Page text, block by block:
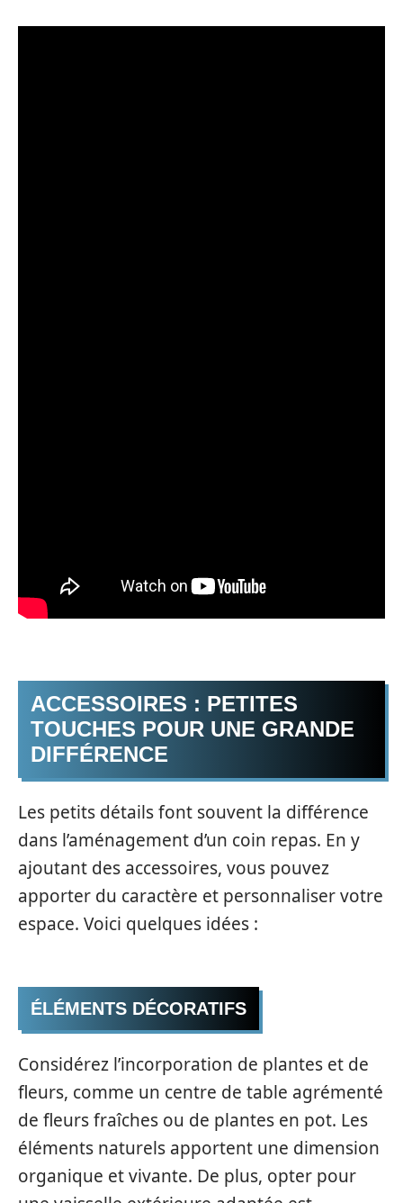
ACCESSOIRES : PETITES
TOUCHES POUR UNE GRANDE
DIFFÉRENCE
Les petits détails font souvent la différence
dans l’aménagement d’un coin repas. En y
ajoutant des accessoires, vous pouvez
apporter du caractère et personnaliser votre
espace. Voici quelques idées :
ÉLÉMENTS DÉCORATIFS
Considérez l’incorporation de plantes et de
fleurs, comme un centre de table agrémenté
de fleurs fraîches ou de plantes en pot. Les
éléments naturels apportent une dimension
organique et vivante. De plus, opter pour